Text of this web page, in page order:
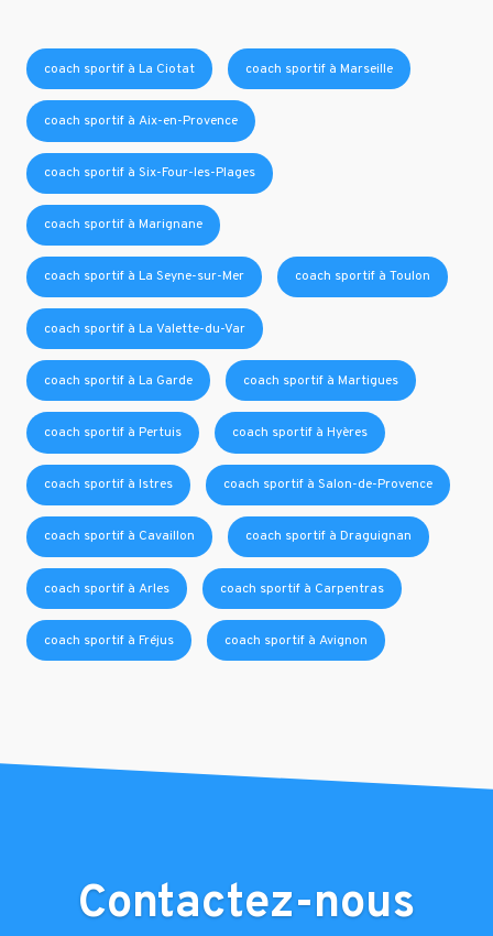
coach sportif à La Ciotat coach sportif à Marseille
coach sportif à Aix-en-Provence
coach sportif à Six-Four-les-Plages
coach sportif à Marignane
coach sportif à La Seyne-sur-Mer coach sportif à Toulon
coach sportif à La Valette-du-Var
coach sportif à La Garde coach sportif à Martigues
coach sportif à Pertuis coach sportif à Hyères
coach sportif à Istres coach sportif à Salon-de-Provence
coach sportif à Cavaillon coach sportif à Draguignan
coach sportif à Arles coach sportif à Carpentras
coach sportif à Fréjus coach sportif à Avignon
Contactez-nous